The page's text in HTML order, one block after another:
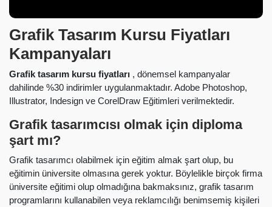
Grafik Tasarım Kursu Fiyatları
Kampanyaları
Grafik tasarım kursu fiyatları , dönemsel kampanyalar
dahilinde %30 indirimler uygulanmaktadır. Adobe Photoshop,
Illustrator, Indesign ve CorelDraw Eğitimleri verilmektedir.
Grafik tasarımcısı olmak için diploma
şart mı?
Grafik tasarımcı olabilmek için eğitim almak şart olup, bu
eğitimin üniversite olmasına gerek yoktur. Böylelikle birçok firma
üniversite eğitimi olup olmadığına bakmaksınız, grafik tasarım
programlarını kullanabilen veya reklamcılığı benimsemiş kişileri